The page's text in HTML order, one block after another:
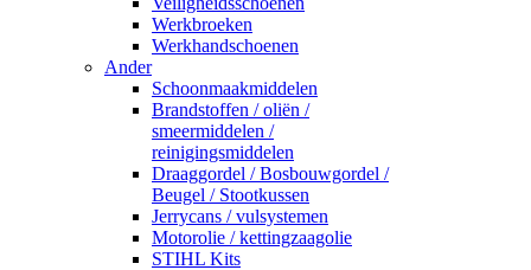
Werkbroeken
Werkhandschoenen
Ander
Schoonmaakmiddelen
Brandstoffen / oliën /
smeermiddelen /
reinigingsmiddelen
Draaggordel / Bosbouwgordel /
Beugel / Stootkussen
Jerrycans / vulsystemen
Motorolie / kettingzaagolie
STIHL Kits